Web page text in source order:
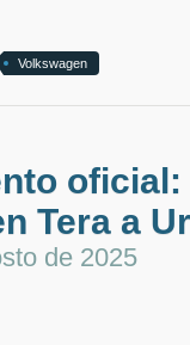
Volkswagen
Tera a
de 2025